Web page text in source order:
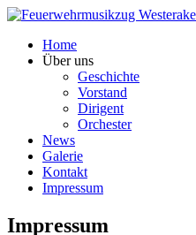
Zum
springenHome
Über uns
Geschichte
Vorstand
Dirigent
Orchester
News
Galerie
Kontakt
Impressum
Impressum